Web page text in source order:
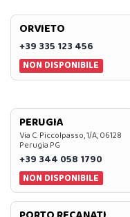
ORVIETO
+39 335 123 456
NON DISPONIBILE
PERUGIA
Via C. Piccolpasso, 1/A, 06128
Perugia PG
+39 344 058 1790
NON DISPONIBILE